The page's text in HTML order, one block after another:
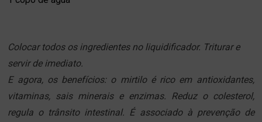
Colocar todos os ingredientes no liquidificador. Triturar e
servir de imediato.
E agora, os benefícios: o mirtilo é rico em antioxidantes,
vitaminas, sais minerais e enzimas. Reduz o colesterol,
regula o trânsito intestinal. É associado à prevenção de